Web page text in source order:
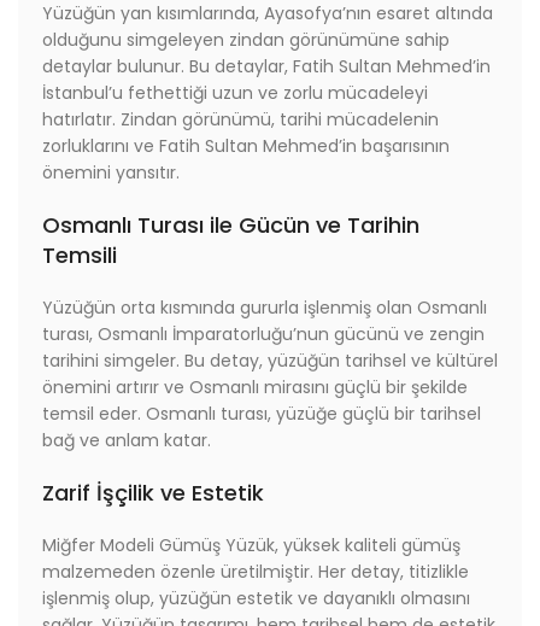
Yüzüğün yan kısımlarında, Ayasofya’nın esaret altında
olduğunu simgeleyen zindan görünümüne sahip
detaylar bulunur. Bu detaylar, Fatih Sultan Mehmed’in
İstanbul’u fethettiği uzun ve zorlu mücadeleyi
hatırlatır. Zindan görünümü, tarihi mücadelenin
zorluklarını ve Fatih Sultan Mehmed’in başarısının
önemini yansıtır.
Osmanlı Turası ile Gücün ve Tarihin
Temsili
Yüzüğün orta kısmında gururla işlenmiş olan Osmanlı
turası, Osmanlı İmparatorluğu’nun gücünü ve zengin
tarihini simgeler. Bu detay, yüzüğün tarihsel ve kültürel
önemini artırır ve Osmanlı mirasını güçlü bir şekilde
temsil eder. Osmanlı turası, yüzüğe güçlü bir tarihsel
bağ ve anlam katar.
Zarif İşçilik ve Estetik
Miğfer Modeli Gümüş Yüzük, yüksek kaliteli gümüş
malzemeden özenle üretilmiştir. Her detay, titizlikle
işlenmiş olup, yüzüğün estetik ve dayanıklı olmasını